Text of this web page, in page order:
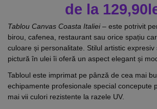
de la 129,90
Tablou Canvas Coasta Italiei– este potrivit
birou, cafenea, restaurant sau orice spațiu
culoare și personalitate. Stilul artistic expresiv
pictură în ulei îi oferă un aspect elegant și
Tabloul este imprimat pe pânză de cea mai
echipamente profesionale special concepute
mai vii culori rezistente la razele UV.